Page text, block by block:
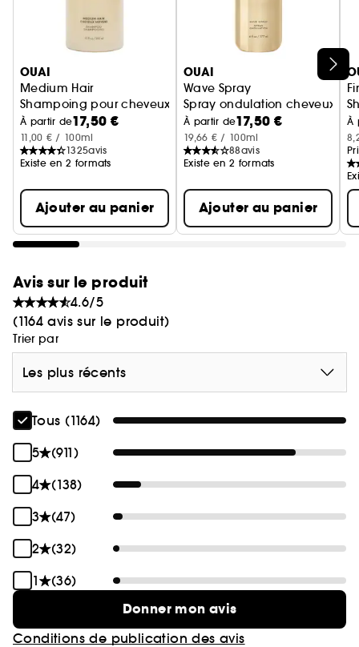
Ignorer le carrousel produits
OUAI
Medium Hair
Shampoing pour cheveux moyens
À partir de17,50 €
11,00 € / 100ml
1325avis
Existe en 2 formats
Ajouter au panier
OUAI
Wave Spray
Spray ondulation cheveux
À partir de17,50 €
19,66 € / 100ml
88avis
Existe en 2 formats
Ajouter au panier
À
Avis sur le produit
4.6/5
(1164 avis sur le produit)
Trier par
Les plus récents
Tous (1164)
5
(911)
4
(138)
3
(47)
2
(32)
1
(36)
Donner mon avis
Conditions de publication des avis